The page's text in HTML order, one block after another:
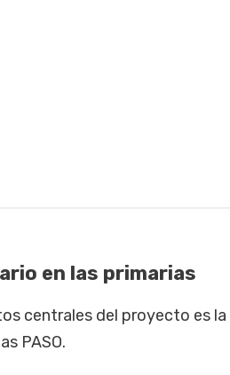
en las primarias
centrales del proyecto es
PASO.